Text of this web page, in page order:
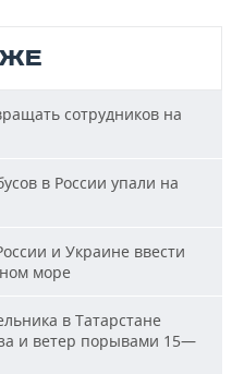
сотрудников на
в России упали на
и Украине ввести
море
в Татарстане
и ветер порывами 15—